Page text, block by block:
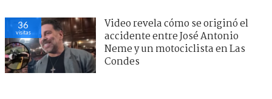
36
visitas
Video revela cómo se originó el
accidente entre José Antonio
Neme y un motociclista en Las
Condes